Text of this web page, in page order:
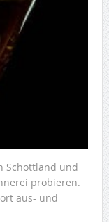
Schottland und
probieren.
aus- und